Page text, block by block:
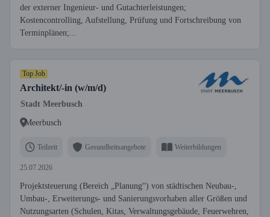
der externer Ingenieur- und Gutachterleistungen;
Kostencontrolling, Aufstellung, Prüfung und Fortschreibung von
Terminplänen;...
Top Job
Architekt/-in (w/m/d)
Stadt Meerbusch
Meerbusch
Teilzeit Gesundheitsangebote Weiterbildungen
25.07.2026
Projektsteuerung (Bereich „Planung“) von städtischen Neubau-,
Umbau-, Erweiterungs- und Sanierungsvorhaben aller Größen und
Nutzungsarten (Schulen, Kitas, Verwaltungsgebäude, Feuerwehren,